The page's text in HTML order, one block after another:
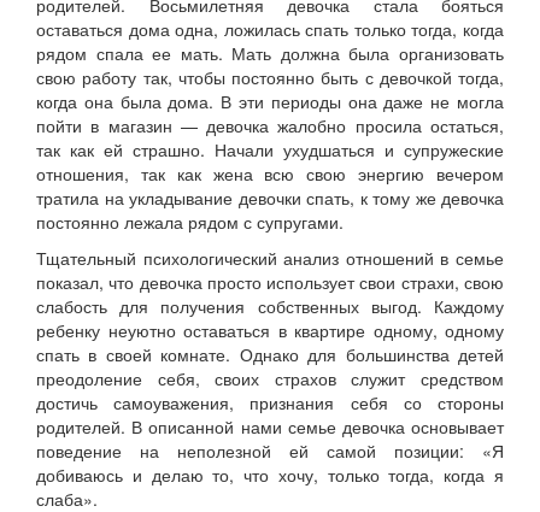
оставаться дома одна, ложилась спать только тогда, когда
рядом спала ее мать. Мать должна была организовать
свою работу так, чтобы постоянно быть с девочкой тогда,
когда она была дома. В эти периоды она даже не могла
пойти в магазин — девочка жалобно просила остаться,
так как ей страшно. Начали ухудшаться и супружеские
отношения, так как жена всю свою энергию вечером
тратила на укладывание девочки спать, к тому же девочка
постоянно лежала рядом с супругами.
Тщательный психологический анализ отношений в семье
показал, что девочка просто использует свои страхи, свою
слабость для получения собственных выгод. Каждому
ребенку неуютно оставаться в квартире одному, одному
спать в своей комнате. Однако для большинства детей
преодоление себя, своих страхов служит средством
достичь самоуважения, признания себя со стороны
родителей. В описанной нами семье девочка основывает
поведение на неполезной ей самой позиции: «Я
добиваюсь и делаю то, что хочу, только тогда, когда я
слаба».